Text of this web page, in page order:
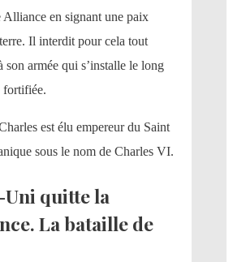
Alliance en signant une paix
Il interdit pour cela tout
armée qui s’installe le long
fortifiée.
est élu empereur du Saint
sous le nom de Charles VI.
Uni quitte la
La bataille de